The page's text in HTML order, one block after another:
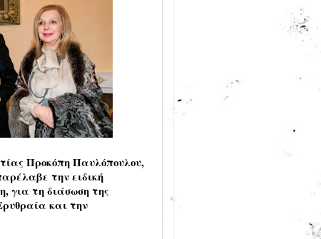
Προκόπη Παυλόπουλου,
την ειδική
για τη διάσωση της
και την